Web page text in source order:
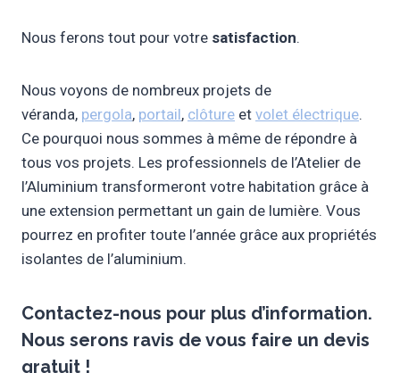
Nous ferons tout pour votre satisfaction.
Nous voyons de nombreux projets de
véranda, pergola, portail, clôture et volet électrique.
Ce pourquoi nous sommes à même de répondre à
tous vos projets. Les professionnels de l’Atelier de
l’Aluminium transformeront votre habitation grâce à
une extension permettant un gain de lumière. Vous
pourrez en profiter toute l’année grâce aux propriétés
isolantes de l’aluminium.
Contactez-nous pour plus d’information.
Nous serons ravis de vous faire un devis
gratuit !